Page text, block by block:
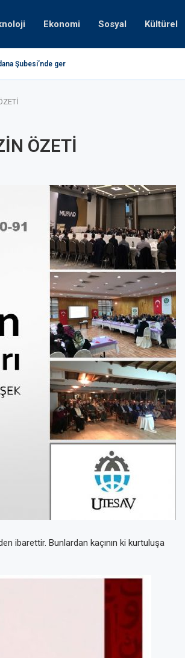
Ekonomi Sosyal Kültürel
Şubesi’nde gerçekleştirildi.
ÖZETİ
ibarettir. Bunlardan kaçının ki kurtuluşa